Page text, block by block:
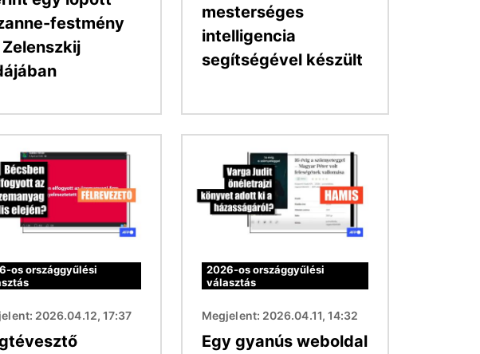
festmény
mesterséges
intelligencia
segítségével készült
os országgyűlési
2026.04.12, 17:37
2026-os országgyűlési
választás
Megjelent: 2026.04.11, 14:32
Egy gyanús weboldal